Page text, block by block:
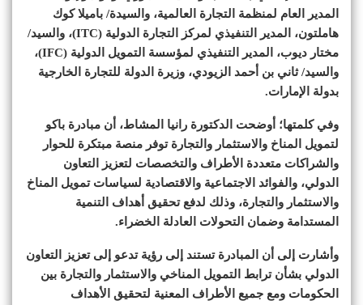
المدير العام لمنظمة التجارة العالمية، والسيدة/ باميلا كوك
هاملتون، المدير التنفيذي لمركز التجارة الدولية (ITC)، والسيد/
مختار ديوب، المدير التنفيذي لمؤسسة التمويل الدولية (IFC)،
والسيد/ ثاني بن أحمد الزيودي، وزيرة الدولة للتجارة الخارجية
بدولة الإمارات.
وفي كلمتها؛ أوضحت الدكتورة رانيا المشاط، أن مبادرة باكو
لتمويل المناخ والاستثمار والتجارة توفر منصة مبتكرة للحوار
والشراكات متعددة الأطراف والتخصصات لتعزيز التعاون
الدولي، والفوائد الاجتماعية والاقتصادية لسياسات تمويل المناخ
والاستثمار والتجارة، وذلك لدفع تحقيق أهداف التنمية
المستدامة وضمان التحولات العادلة الخضراء.
وأشارت إلى أن المبادرة تستند إلى رؤية تدعو إلى تعزيز التعاون
الدولي بشأن ترابط التمويل المناخي والاستثمار والتجارة بين
الحكومات ومع جميع الأطراف المعنية لتحقيق الأهداف